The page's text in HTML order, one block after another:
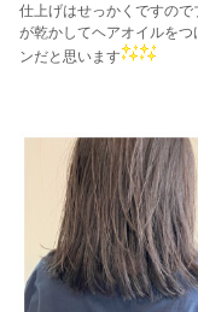
仕上げはせっかくですの
が乾かしてヘアオイルを
ンだと思います